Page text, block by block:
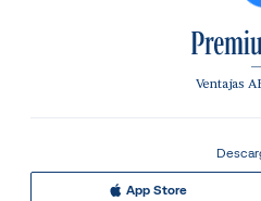
Ventajas
App Store